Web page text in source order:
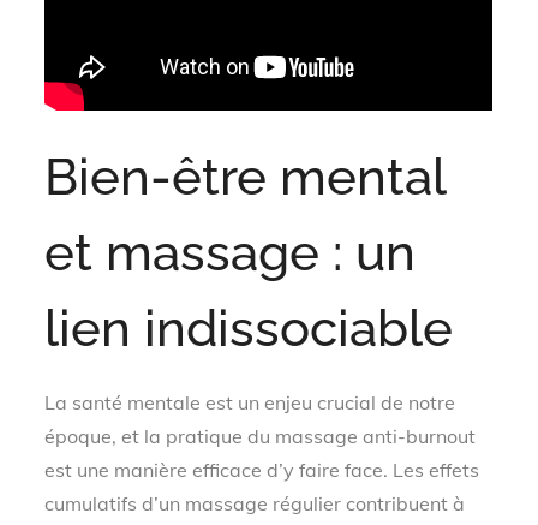
Bien-être mental
et massage : un
lien indissociable
La santé mentale est un enjeu crucial de notre
époque, et la pratique du massage anti-burnout
est une manière efficace d’y faire face. Les effets
cumulatifs d’un massage régulier contribuent à